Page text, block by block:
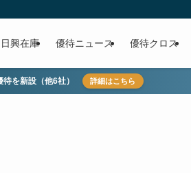
日興在庫 優待ニュース 優待クロス
を新設（他6社） 詳細はこちら